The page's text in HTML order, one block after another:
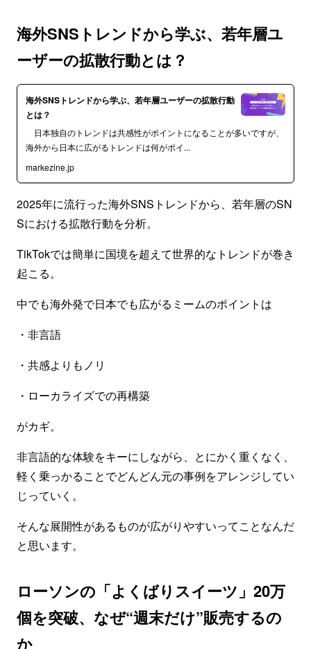
海外SNSトレンドから学ぶ、若年層ユ
ーザーの拡散行動とは？
海外SNSトレンドから学ぶ、若年層ユーザーの拡散行動
とは？
日本独自のトレンドは共感性がポイントになることが多いですが、
海外から日本に広がるトレンドは何がポイ...
markezine.jp
2025年に流行った海外SNSトレンドから、若年層のSN
Sにおける拡散行動を分析。
TikTokでは簡単に国境を超えて世界的なトレンドが巻き
起こる。
中でも海外発で日本でも広がるミームのポイントは
・非言語
・共感よりもノリ
・ローカライズでの再構築
がカギ。
非言語的な体験をキーにしながら、とにかく重くなく、
軽く乗っかることでどんどん元の事例をアレンジしてい
じっていく。
そんな展開性があるものが広がりやすいってことなんだ
と思います。
ローソンの「よくばりスイーツ」20万
個を突破、なぜ“週末だけ”販売するの
か